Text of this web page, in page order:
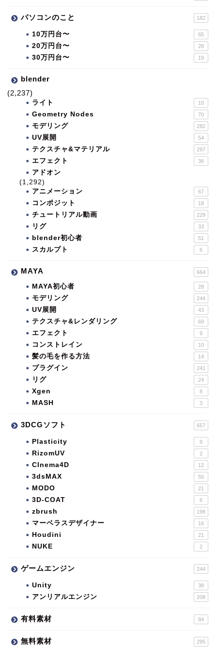
パソコンのこと 182
10万円台〜 65
20万円台〜 28
30万円台〜 19
blender
(2,237)
ライト 10
Geometry Nodes 70
モデリング 282
UV展開 54
テクスチャ&マテリアル 297
エフェクト 36
アドオン
(1,292)
アニメーション
67
コンポジット 18
チュートリアル動画 229
リグ 33
blender初心者 51
スカルプト 6
MAYA 664
MAYA初心者 28
モデリング 244
UV展開 43
テクスチャ&レンダリング 69
エフェクト 9
コンストレイン 10
髪の毛を作る方法 14
プラグイン 241
リグ 24
Xgen 8
MASH 3
3DCGソフト 657
Plasticity 9
RizomUV 2
CInema4D 12
3dsMAX 55
MODO 21
3D-COAT 6
zbrush 198
マーベラスデザイナー 16
Houdini 21
NUKE 2
ゲームエンジン 244
Unity 38
アンリアルエンジン 208
有料素材 84
無料素材 295